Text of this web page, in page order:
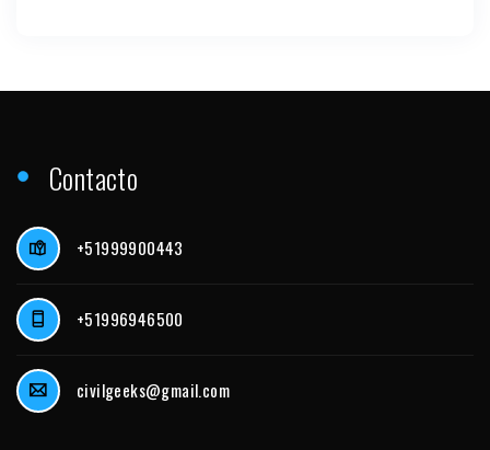
Contacto
+51999900443
+51996946500
civilgeeks@gmail.com